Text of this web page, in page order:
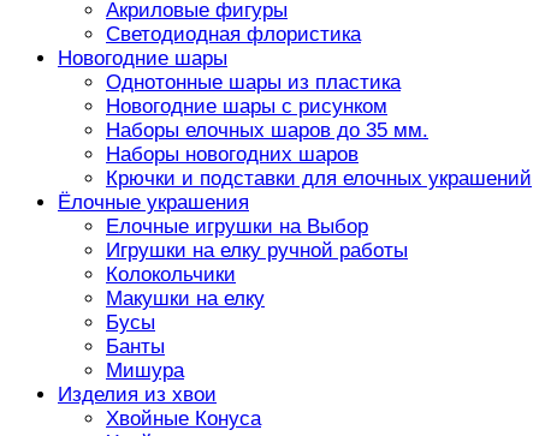
Акриловые фигуры
Светодиодная флористика
Новогодние шары
Однотонные шары из пластика
Новогодние шары с рисунком
Наборы елочных шаров до 35 мм.
Наборы новогодних шаров
Крючки и подставки для елочных украшений
Ёлочные украшения
Елочные игрушки на Выбор
Игрушки на елку ручной работы
Колокольчики
Макушки на елку
Бусы
Банты
Мишура
Изделия из хвои
Хвойные Конуса